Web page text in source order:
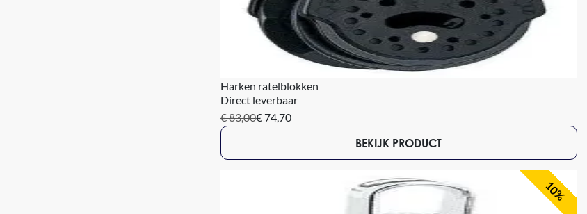
Harken ratelblokken
Direct leverbaar
€ 83,00€ 74,70
BEKIJK PRODUCT
10%